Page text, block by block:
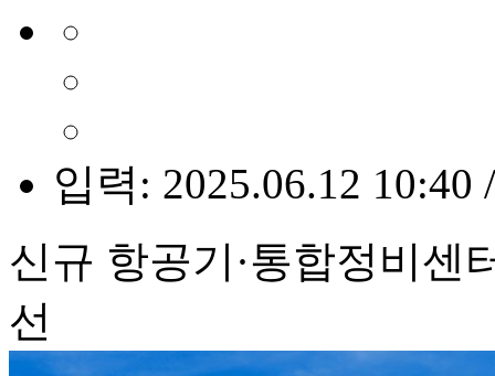
입력: 2025.06.12 10:40
신규 항공기·통합정비센
선